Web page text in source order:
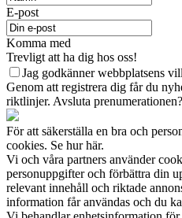
E-post
Komma med
Trevligt att ha dig hos oss!
Jag godkänner webbplatsens
Genom att registrera dig får du
riktlinjer. Avsluta
För att säkerställa en bra och
cookies. Se hur här.
Vi och våra partners använder
personuppgifter och förbättra din
relevant innehåll och riktade
information får användas och du